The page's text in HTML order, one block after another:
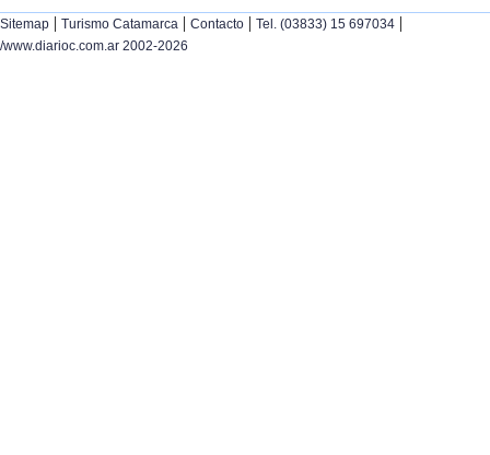
Sitemap | Turismo Catamarca | Contacto | Tel. (03833) 15 697034 |
/www.diarioc.com.ar 2002-2026